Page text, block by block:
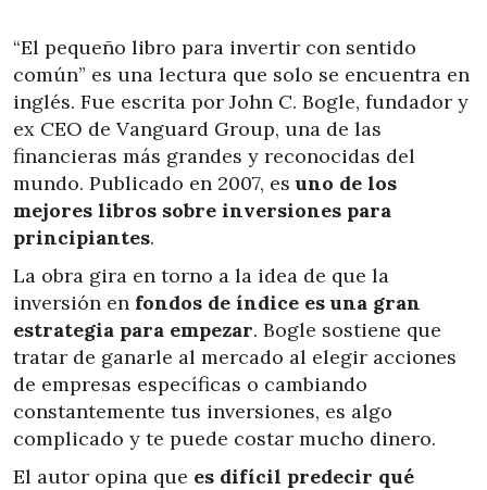
“El pequeño libro para invertir con sentido
común” es una lectura que solo se encuentra en
inglés. Fue escrita por John C. Bogle, fundador y
ex CEO de Vanguard Group, una de las
financieras más grandes y reconocidas del
mundo. Publicado en 2007, esuno de los
mejores libros sobre inversiones para
principiantes.
La obra gira en torno a la idea de que la
inversión en fondos de índice es una gran
estrategia para empezar. Bogle sostiene que
tratar de ganarle al mercado al elegir acciones
de empresas específicas o cambiando
constantemente tus inversiones, es algo
complicado y te puede costar mucho dinero.
El autor opina que es difícil predecir qué